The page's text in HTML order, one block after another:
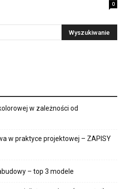
0
w zależności od
w praktyce projektowej – ZAPISY
– top 3 modele